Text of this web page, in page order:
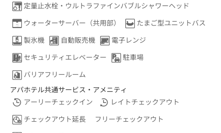
定量止水栓・ウルトラファインバブルシャワーヘッド
ウォーターサーバー（共用部）
たまご型ユニットバス
製氷機
自動販売機
電子レンジ
セキュリティエレベーター
駐車場
バリアフリールーム
アパホテル共通サービス・アメニティ
アーリーチェックイン
レイトチェックアウト
チェックアウト延長
フリーチェックアウト